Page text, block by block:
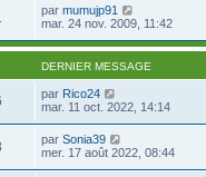
par mumujp91
mar. 24 nov. 2009, 11:42
DERNIER MESSAGE
par Rico24
mar. 11 oct. 2022, 14:14
par Sonia39
mer. 17 août 2022, 08:44